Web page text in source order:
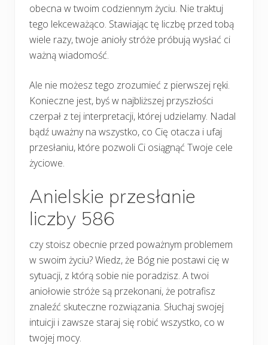
obecna w twoim codziennym życiu. Nie traktuj
tego lekceważąco. Stawiając tę liczbę przed tobą
wiele razy, twoje anioły stróże próbują wysłać ci
ważną wiadomość.
Ale nie możesz tego zrozumieć z pierwszej ręki.
Konieczne jest, byś w najbliższej przyszłości
czerpał z tej interpretacji, której udzielamy. Nadal
bądź uważny na wszystko, co Cię otacza i ufaj
przesłaniu, które pozwoli Ci osiągnąć Twoje cele
życiowe.
Anielskie przesłanie
liczby 586
czy stoisz obecnie przed poważnym problemem
w swoim życiu? Wiedz, że Bóg nie postawi cię w
sytuacji, z którą sobie nie poradzisz. A twoi
aniołowie stróże są przekonani, że potrafisz
znaleźć skuteczne rozwiązania. Słuchaj swojej
intuicji i zawsze staraj się robić wszystko, co w
twojej mocy.